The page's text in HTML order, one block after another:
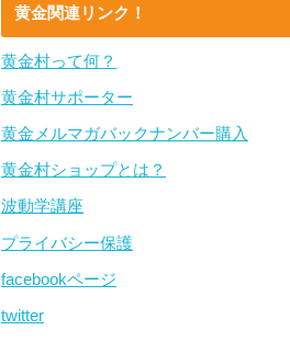
黄金関連リンク！
黄金村って何？
黄金村サポーター
黄金メルマガバックナンバー購入
黄金村ショップとは？
波動学講座
プライバシー保護
facebookページ
twitter